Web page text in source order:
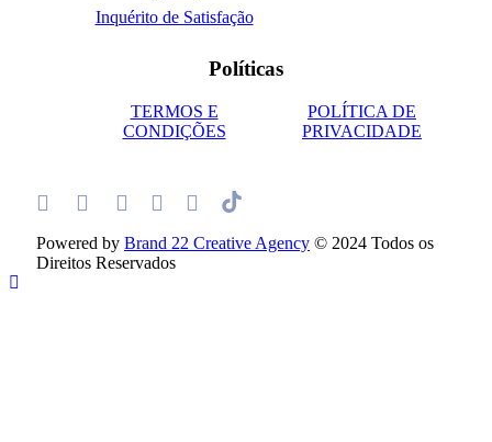
Inquérito de Satisfação
Políticas
TERMOS E
CONDIÇÕES
POLÍTICA DE
PRIVACIDADE
Powered by Brand 22 Creative Agency © 2024 Todos os
Direitos Reservados